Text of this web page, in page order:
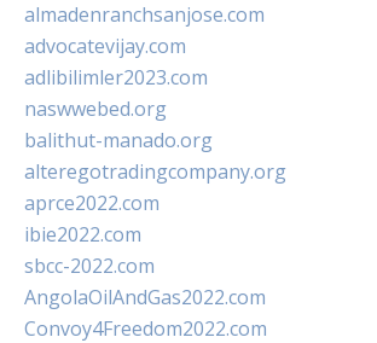
almadenranchsanjose.com
advocatevijay.com
adlibilimler2023.com
naswwebed.org
balithut-manado.org
alteregotradingcompany.org
aprce2022.com
ibie2022.com
sbcc-2022.com
AngolaOilAndGas2022.com
Convoy4Freedom2022.com